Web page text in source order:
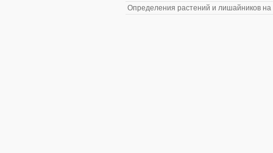
Определения растений и лишайников